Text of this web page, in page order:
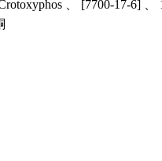
、 [7700-17-6] 、